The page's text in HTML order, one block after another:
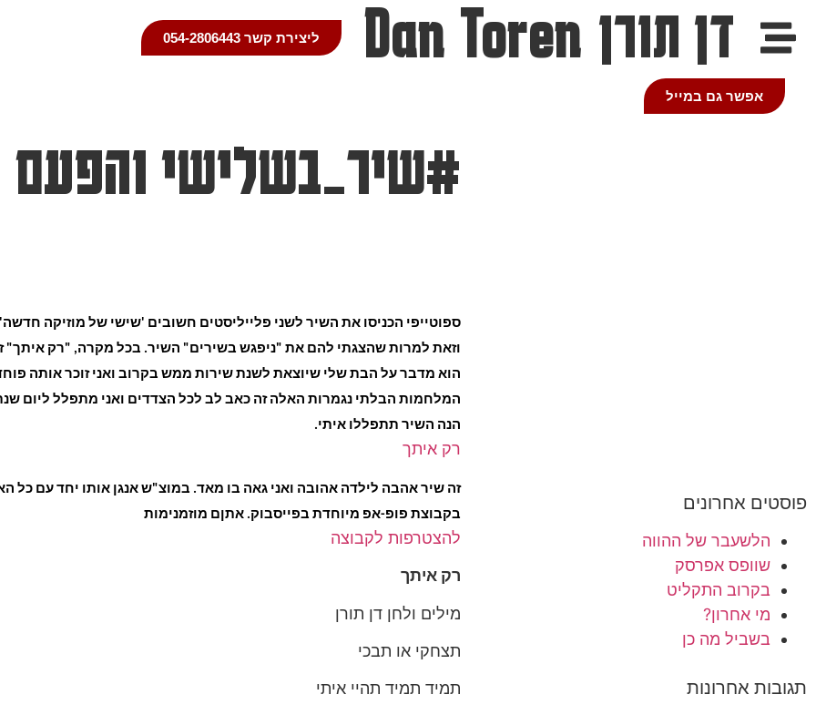
דן תורן Dan Toren ליצירת קשר 054-2806443
אפשר גם במייל
פוסטים אחרונים
הלשעבר של ההווה
שוופס אפרסק
בקרוב התקליט
מי אחרון?
בשביל מה כן
תגובות אחרונות
#שיר_בשלישי והפעם
ספוטייפי הכניסו את השיר לשני פלייליסטים חשובים 'שישי של מוזיקה
וזאת למרות שהצגתי להם את "ניפגש בשירים" השיר. בכל מקרה, "רק איתך"
הוא מדבר על הבת שלי שיוצאת לשנת שירות ממש בקרוב ואני זוכר אותה
המלחמות הבלתי נגמרות האלה זה כאב לב לכל הצדדים ואני מתפלל ליום
הנה השיר תתפללו איתי.
רק איתך
זה שיר אהבה לילדה אהובה ואני גאה בו מאד. במוצ"ש אנגן אותו יחד עם כל
בקבוצת פופ-אפ מיוחדת בפייסבוק. אתןם מוזמנימות
להצטרפות לקבוצה
רק איתך
מילים ולחן דן תורן
תצחקי או תבכי
תמיד תמיד תהיי איתי